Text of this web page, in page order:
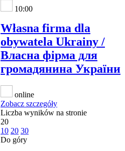
10:00
Własna firma dla
obywatela Ukrainy /
Власна фірма для
громадянина України
online
Zobacz szczegóły
Liczba wyników na stronie
20
10 20 30
Do góry